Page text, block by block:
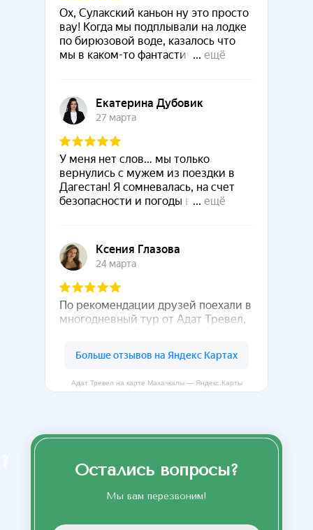
Что включено в экскурсию
Чиркейское водохранилище
Адат Тревел на карте Махачкалы — Яндекс.Карты
Мы вам перезвоним!
Остались вопросы?